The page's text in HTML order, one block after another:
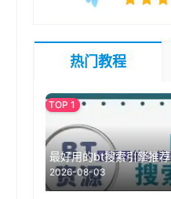
热门教程
最好用的bt搜索引擎推荐
2026-08-03